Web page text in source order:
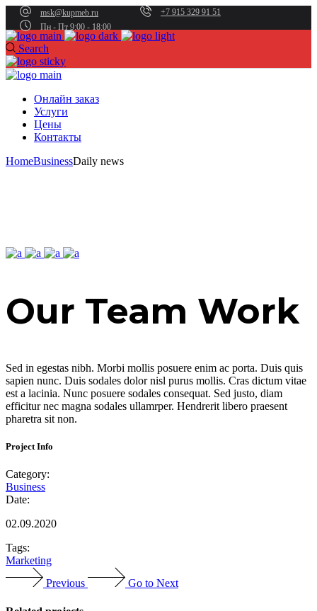
msk@kupmeb.ru
+7 915 329 91 51
Пн - Пт 9:00 - 18:00
Search
Онлайн заказ
Услуги
Цены
Контакты
HomeBusinessDaily news
Our Team Work
Sed in egestas nibh. Morbi mollis posuere enim ac porta. Duis quis
sapien nunc. Duis sodales dolor nisl purus mollis. Cras dictum vitae
est a lacinia. Nunc posuere sodales consequat. Sed justo, diam
efficitur nec magna sodales ullamrper. Hendrerit libero praesent
pharetra sit non.
Project Info
Category:
Business
Date:
02.09.2020
Tags:
Marketing
Previous
Go to Next